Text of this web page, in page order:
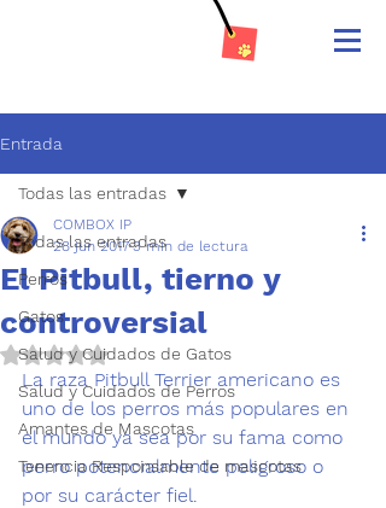
Entrada
Todas las entradas
Perros
Gatos
Salud y Cuidados de Gatos
Salud y Cuidados de Perros
Amantes de Mascotas
Tenencia Responsable de mascotas
Todas las entradas
El Pitbull, tierno y
controversial
COMBOX IP
28 jun 2017 3 min de lectura
Obtuvo NaN de 5 estrellas.
La raza Pitbull Terrier americano es
uno de los perros más populares en
el mundo ya sea por su fama como
perro potencialmente peligroso o
por su carácter fiel.